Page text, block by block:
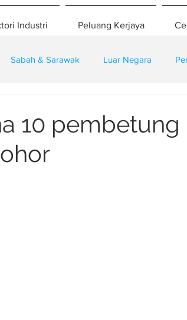
Industri Peluang Kerjaya
Sabah & Sarawak Luar Negara
10 pembetung